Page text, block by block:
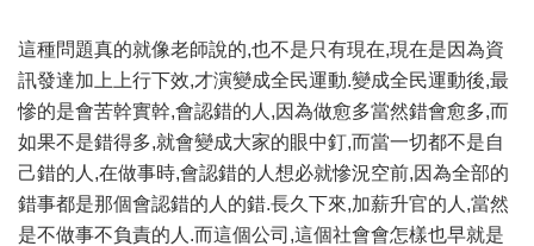
這種問題真的就像老師說的,也不是只有現在,現在是因為資
訊發達加上上行下效,才演變成全民運動.變成全民運動後,最
慘的是會苦幹實幹,會認錯的人,因為做愈多當然錯會愈多,而
如果不是錯得多,就會變成大家的眼中釘,而當一切都不是自
己錯的人,在做事時,會認錯的人想必就慘況空前,因為全部的
錯事都是那個會認錯的人的錯.長久下來,加薪升官的人,當然
是不做事不負責的人.而這個公司,這個社會會怎樣也早就是